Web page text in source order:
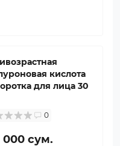
кислота
для лица 30
0
000 сум.